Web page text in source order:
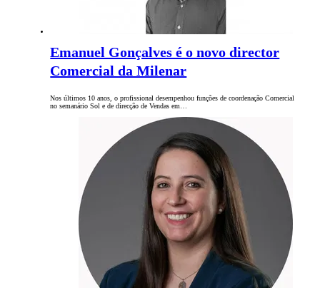
Emanuel Gonçalves é o novo director
Comercial da Milenar
Nos últimos 10 anos, o profissional desempenhou funções de coordenação Comercial
no semanário Sol e de direcção de Vendas em…